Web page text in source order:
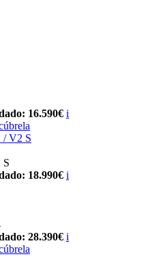
16.590€ i
/ V2 S
S
18.990€ i
28.390€ i